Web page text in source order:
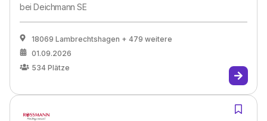
beiDeichmann SE
18069 Lambrechtshagen + 479 weitere
01.09.2026
534 Plätze